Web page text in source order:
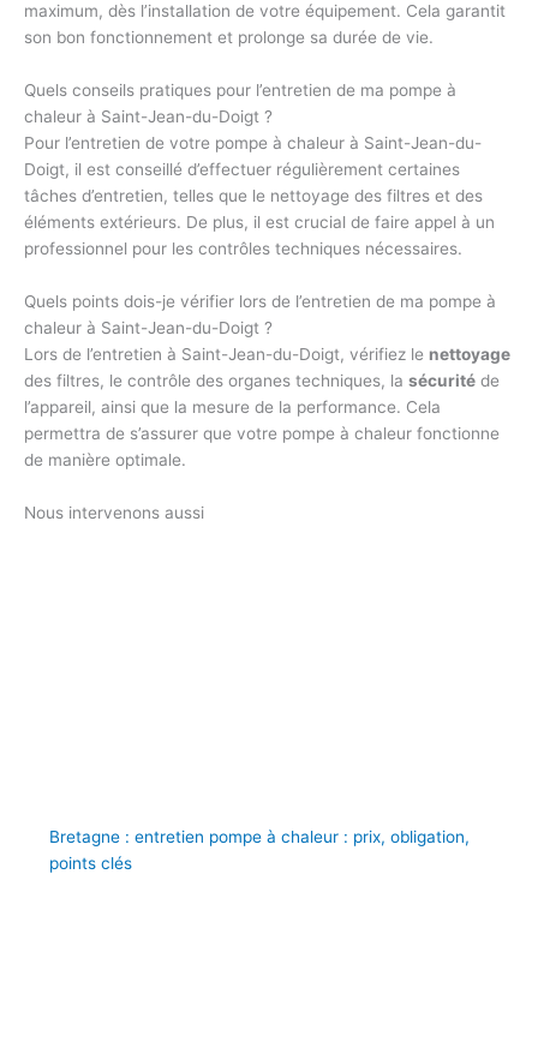
maximum, dès l’installation de votre équipement. Cela garantit
son bon fonctionnement et prolonge sa durée de vie.
Quels conseils pratiques pour l’entretien de ma pompe à
chaleur à Saint-Jean-du-Doigt ?
Pour l’entretien de votre pompe à chaleur à Saint-Jean-du-
Doigt, il est conseillé d’effectuer régulièrement certaines
tâches d’entretien, telles que le nettoyage des filtres et des
éléments extérieurs. De plus, il est crucial de faire appel à un
professionnel pour les contrôles techniques nécessaires.
Quels points dois-je vérifier lors de l’entretien de ma pompe à
chaleur à Saint-Jean-du-Doigt ?
Lors de l’entretien à Saint-Jean-du-Doigt, vérifiez le nettoyage
des filtres, le contrôle des organes techniques, la sécurité de
l’appareil, ainsi que la mesure de la performance. Cela
permettra de s’assurer que votre pompe à chaleur fonctionne
de manière optimale.
Nous intervenons aussi
Bretagne : entretien pompe à chaleur : prix, obligation,
points clés